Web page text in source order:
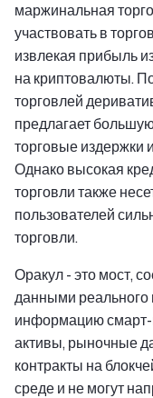
маржинальная
участвовать в
извлекая прибыль
на криптовалюты.
торговлей
предлагает
торговые издержки
Однако высокая
торговли также
пользователей
торговли.
Оракул - это мост,
данными
информацию смарт-
активы, рыночные
контракты на
среде и не могут